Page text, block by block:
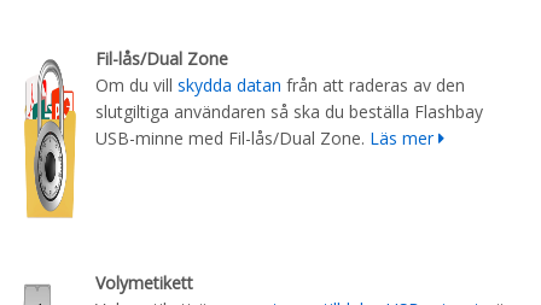
Fil-lås/Dual Zone
Om du vill skydda datan från att raderas av den
slutgiltiga användaren så ska du beställa Flashbay
USB-minne med Fil-lås/Dual Zone. Läs mer
Volymetikett